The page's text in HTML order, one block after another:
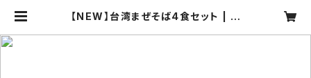
【NEW】台湾まぜそば4食セット | ラ